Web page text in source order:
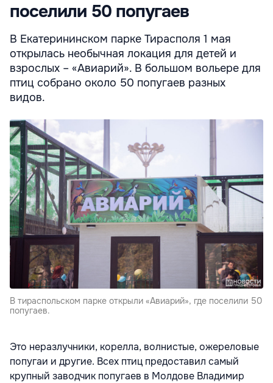
поселили 50 попугаев
В Екатерининском парке Тирасполя 1 мая
открылась необычная локация для детей и
взрослых – «Авиарий». В большом вольере для
птиц собрано около 50 попугаев разных
видов.
В тираспольском парке открыли «Авиарий», где поселили 50
попугаев.
Это неразлучники, корелла, волнистые, ожереловые
попугаи и другие. Всех птиц предоставил самый
крупный заводчик попугаев в Молдове Владимир